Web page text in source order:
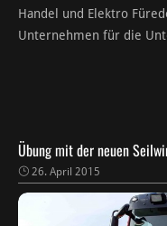
Handel und Elektro
Unternehmen für die
Übung mit der neuen
26. April 2015